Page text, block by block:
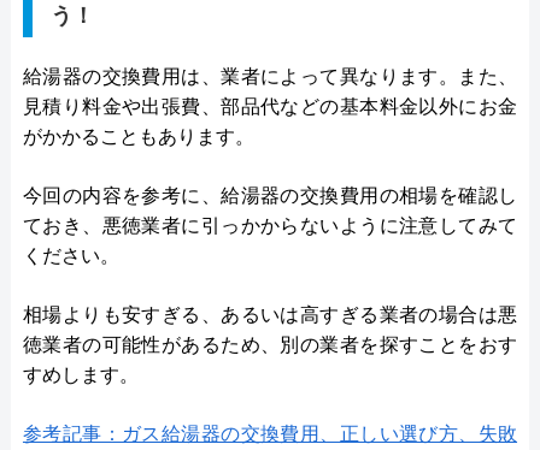
う！
給湯器の交換費用は、業者によって異なります。また、
見積り料金や出張費、部品代などの基本料金以外にお金
がかかることもあります。
今回の内容を参考に、給湯器の交換費用の相場を確認し
ておき、悪徳業者に引っかからないように注意してみて
ください。
相場よりも安すぎる、あるいは高すぎる業者の場合は悪
徳業者の可能性があるため、別の業者を探すことをおす
すめします。
参考記事：ガス給湯器の交換費用、正しい選び方、失敗